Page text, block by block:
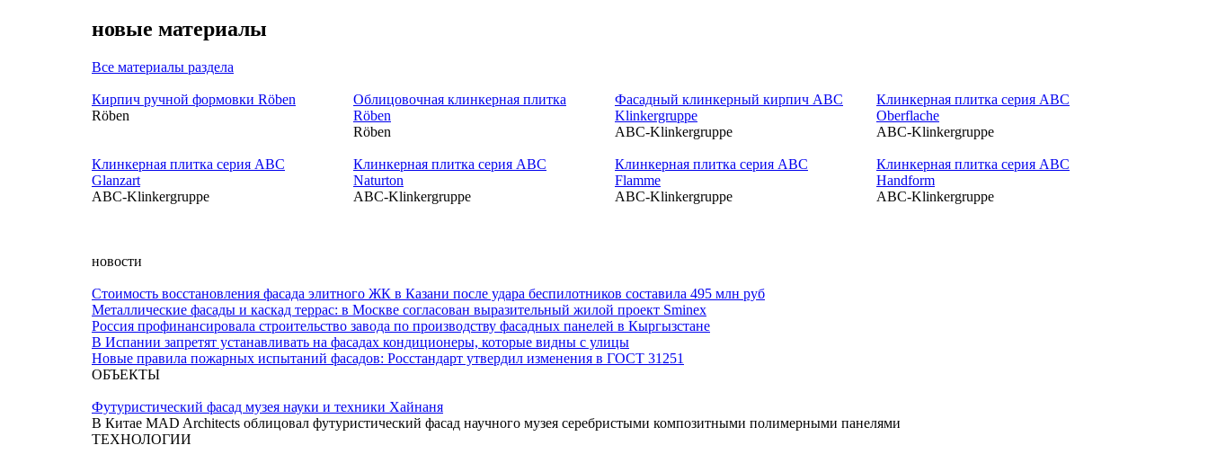
новые материалы
Все материалы раздела
Кирпич ручной формовки Röben
Röben
Облицовочная клинкерная плитка
Röben
Röben
Фасадный клинкерный кирпич ABC
Klinkergruppe
ABC-Klinkergruppe
Клинкерная плитка серия ABC
Oberflache
ABC-Klinkergruppe
Клинкерная плитка серия ABC
Glanzart
ABC-Klinkergruppe
Клинкерная плитка серия ABC
Naturton
ABC-Klinkergruppe
Клинкерная плитка серия ABC
Flamme
ABC-Klinkergruppe
Клинкерная плитка серия ABC
Handform
ABC-Klinkergruppe
новости
Стоимость восстановления фасада элитного ЖК в Казани после удара беспилотников составила 495 млн руб
Металлические фасады и каскад террас: в Москве согласован выразительный жилой проект Sminex
Россия профинансировала строительство завода по производству фасадных панелей в Кыргызстане
В Испании запретят устанавливать на фасадах кондиционеры, которые видны с улицы
Новые правила пожарных испытаний фасадов: Росстандарт утвердил изменения в ГОСТ 31251
ОБЪЕКТЫ
Футуристический фасад музея науки и техники Хайнаня
В Китае MAD Architects облицовал футуристический фасад научного музея серебристыми композитными полимерными панелями
ТЕХНОЛОГИИ